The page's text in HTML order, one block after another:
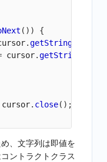
())
{
.getString
cursor.getString
cursor. close();
、文字列は即値を
ントラクトクラス